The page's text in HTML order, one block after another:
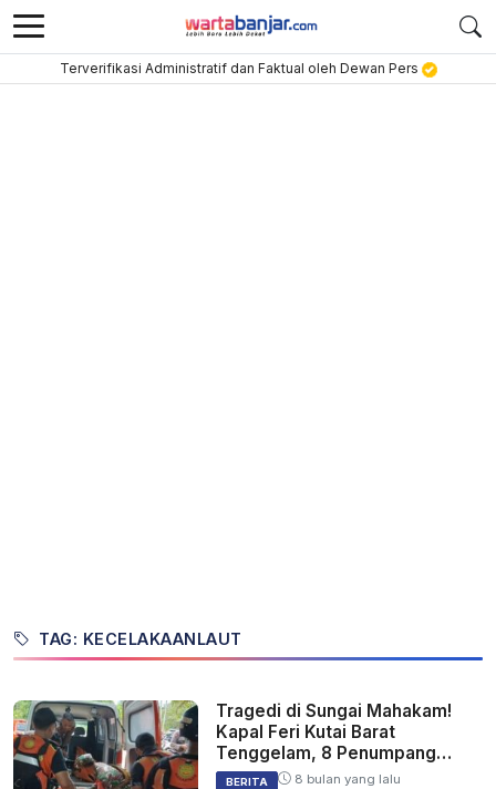
Terverifikasi Administratif dan Faktual oleh Dewan Pers
TAG: KECELAKAANLAUT
Tragedi di Sungai Mahakam!
Kapal Feri Kutai Barat
Tenggelam, 8 Penumpang
Tewas!
BERITA 8 bulan yang lalu